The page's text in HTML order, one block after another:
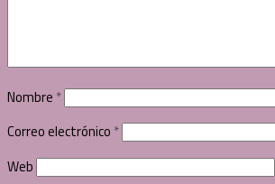
Nombre *
Correo electrónico *
Web